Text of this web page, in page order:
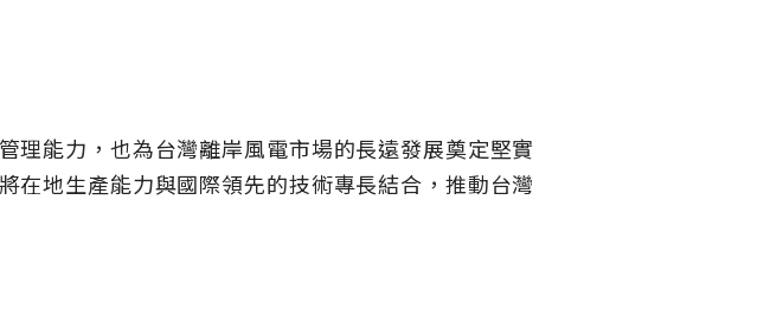
理能力，也為台灣離岸風電市場的長遠發展奠定堅實
在地生產能力與國際領先的技術專長結合，推動台灣